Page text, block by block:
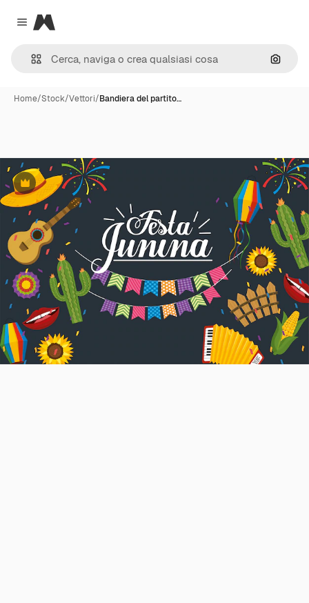
Close menu
Magnific
Cerca
Home/Stock/Vettori/Bandiera del partito…
Premium